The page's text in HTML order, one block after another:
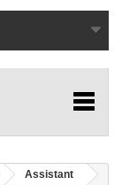
Assistant